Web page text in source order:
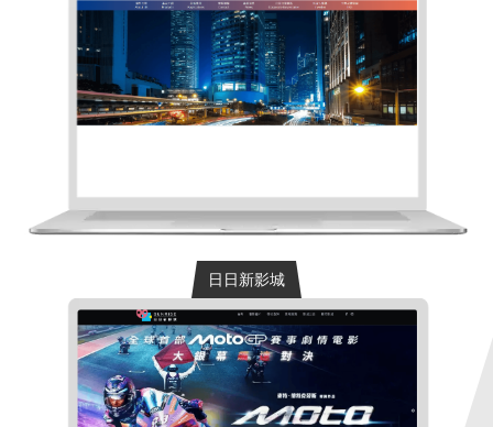
久昌科技股份有限公司
專案內容:全客製化品牌形象網站設計風格:
科技專業風建議客群:半導體 IC 設計業、
電子零組···
日日新影城
日日新影城
專案內容:全客製化品牌形象網站設計風格:
深色劇院風建議客群:影城娛樂服務業、休